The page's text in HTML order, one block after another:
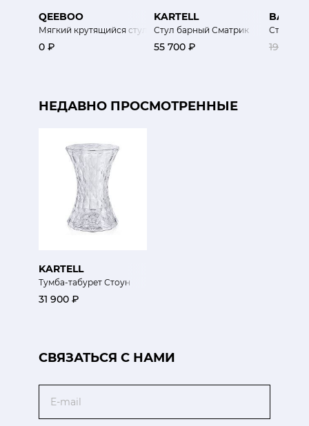
QEEBOO
Мягкий крутящийся стул Поцелуй
0 ₽
KARTELL
Стул барный Сматрик
55 700 ₽
BAXTER
Стул
195
НЕДАВНО ПРОСМОТРЕННЫЕ
KARTELL
Тумба-табурет Стоун
31 900 ₽
CВЯЗАТЬСЯ С НАМИ